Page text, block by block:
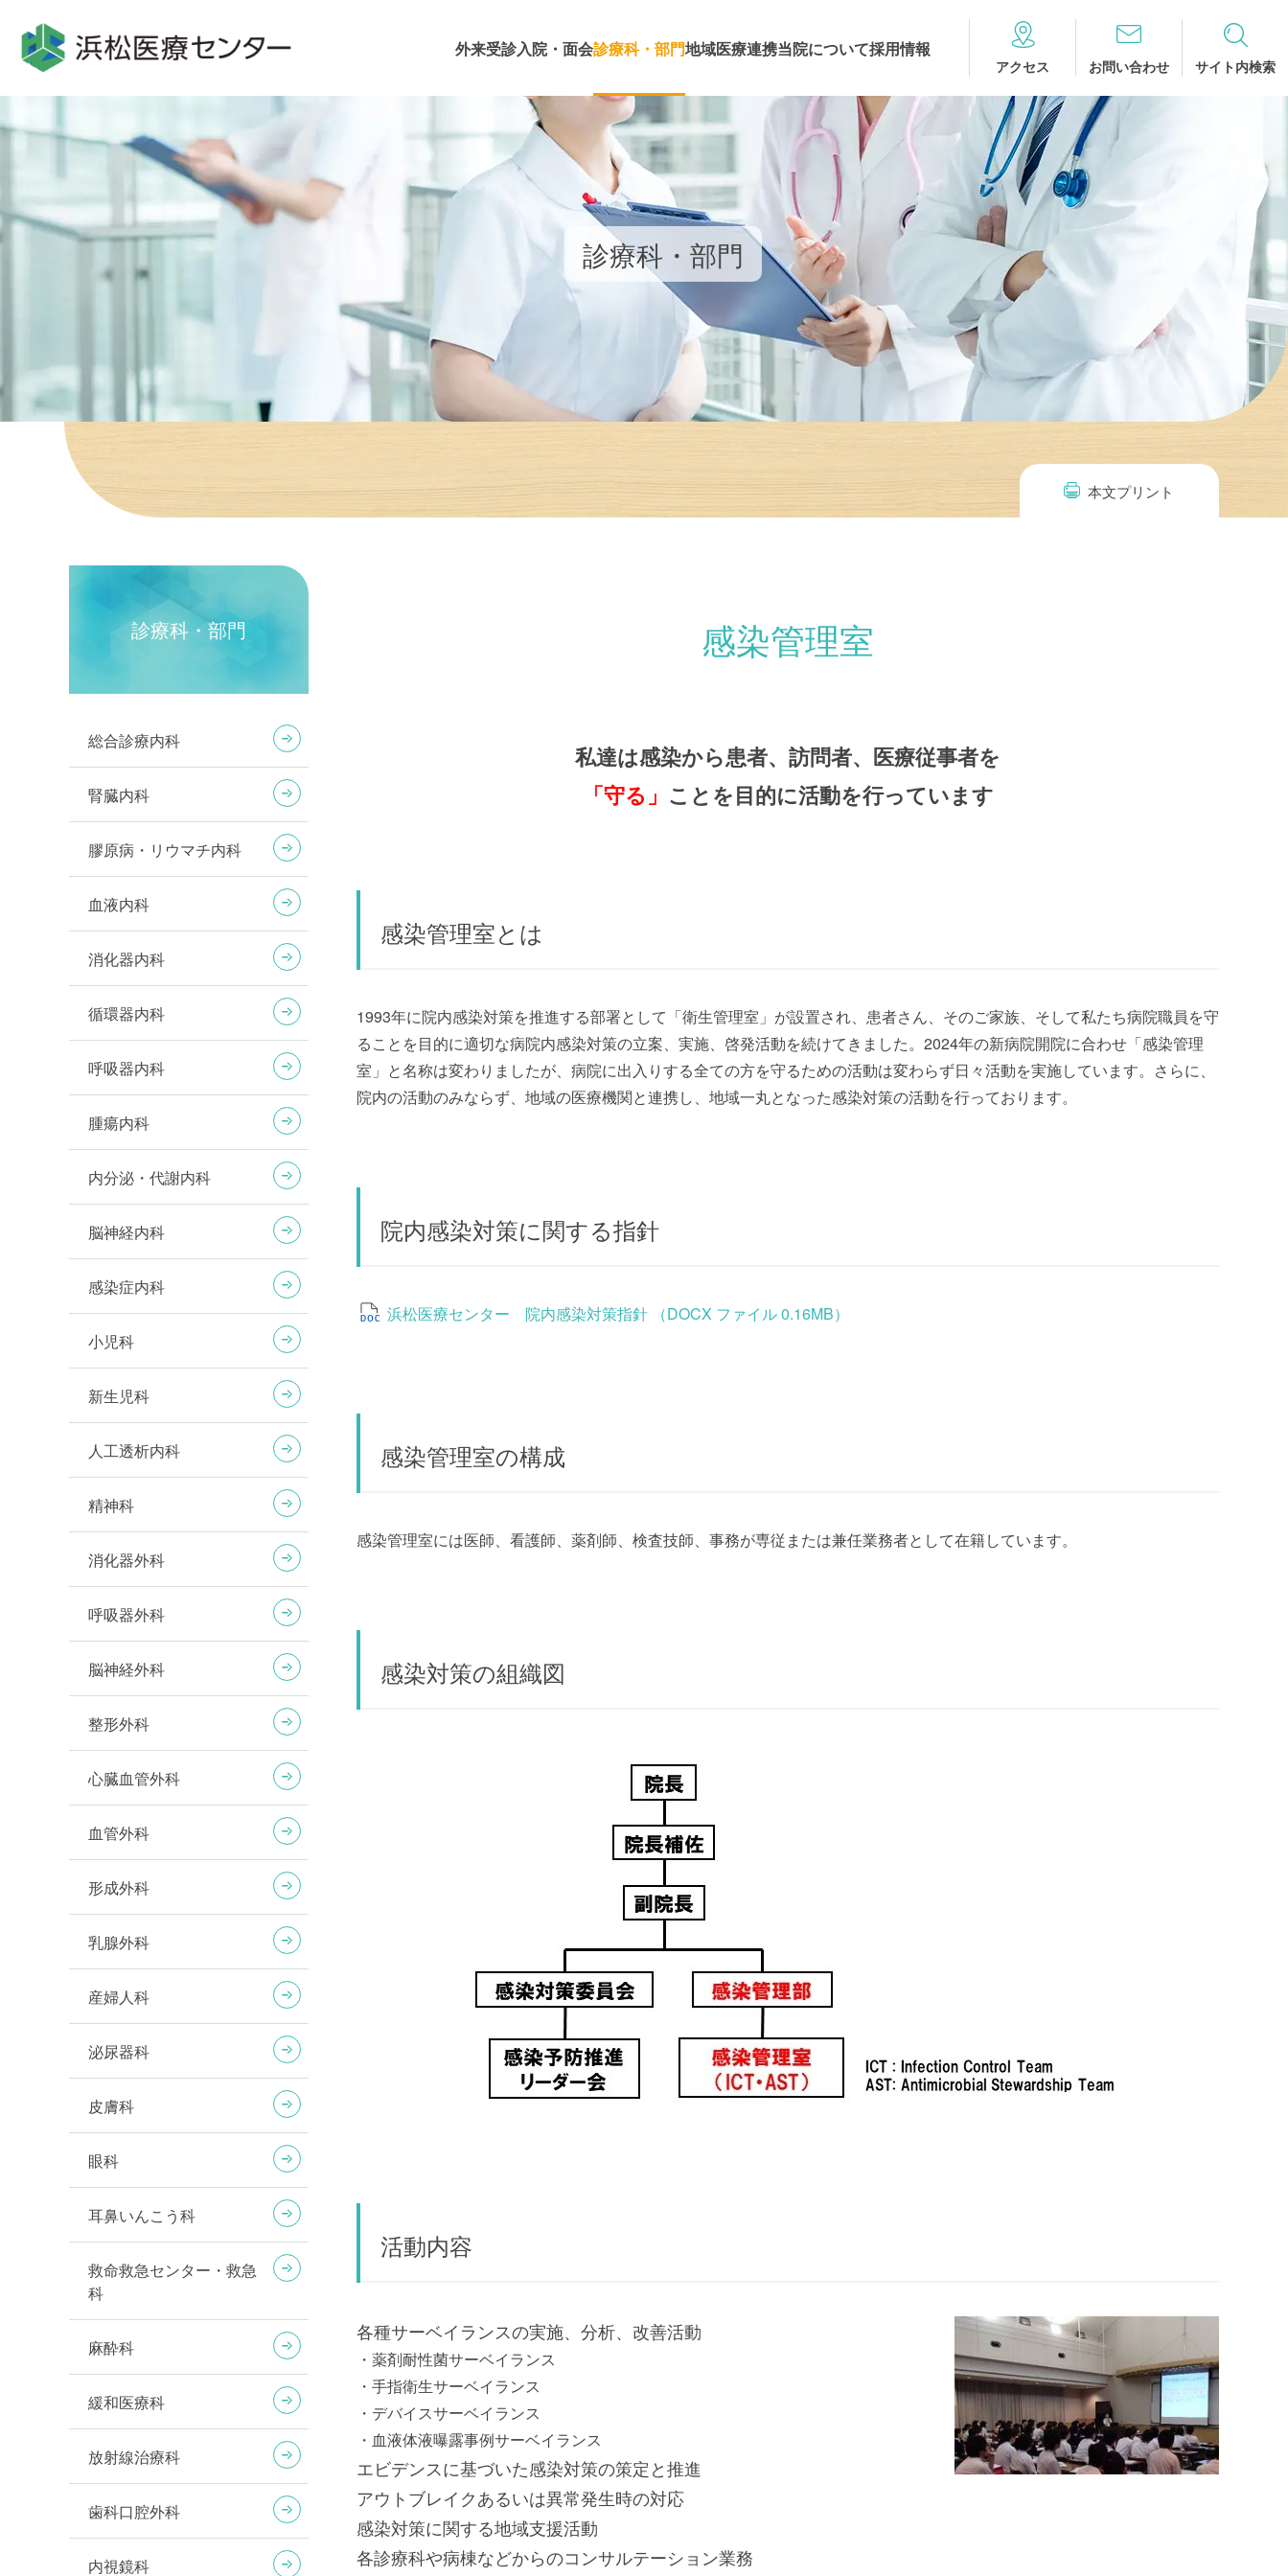
バ
ル
ー
ル
ナ
シ
ー
へ
外来受診入院・面会診療科・部門地域医療連携当院について採用情報
アクセス お問い合わせ サイト内検索
診療科・部門
本文プリント
感染管理室
私達は感染から患者、訪問者、医療従事者を
「守る」 ことを目的に活動を行っています
感染管理室とは
1993年に院内感染対策を推進する部署として「衛生管理室」が設置され、患者さん、そのご家族、そして私たち病院職員を守
ることを目的に適切な病院内感染対策の立案、実施、啓発活動を続けてきました。2024年の新病院開院に合わせ「感染管理
室」と名称は変わりましたが、病院に出入りする全ての方を守るための活動は変わらず日々活動を実施しています。さらに、
院内の活動のみならず、地域の医療機関と連携し、地域一丸となった感染対策の活動を行っております。
院内感染対策に関する指針
浜松医療センター 院内感染対策指針 （DOCX ファイル 0.16MB）
感染管理室の構成
感染管理室には医師、看護師、薬剤師、検査技師、事務が専従または兼任業務者として在籍しています。
感染対策の組織図
活動内容
各種サーベイランスの実施、分析、改善活動
・薬剤耐性菌サーベイランス
・手指衛生サーベイランス
・デバイスサーベイランス
・血液体液曝露事例サーベイランス
エビデンスに基づいた感染対策の策定と推進
アウトブレイクあるいは異常発生時の対応
感染対策に関する地域支援活動
各診療科や病棟などからのコンサルテーション業務
診療科・部門
総合診療内科
腎臓内科
膠原病・リウマチ内科
血液内科
消化器内科
循環器内科
呼吸器内科
腫瘍内科
内分泌・代謝内科
脳神経内科
感染症内科
小児科
新生児科
人工透析内科
精神科
消化器外科
呼吸器外科
脳神経外科
整形外科
心臓血管外科
血管外科
形成外科
乳腺外科
産婦人科
泌尿器科
皮膚科
眼科
耳鼻いんこう科
救命救急センター・救急
科
麻酔科
緩和医療科
放射線治療科
歯科口腔外科
内視鏡科